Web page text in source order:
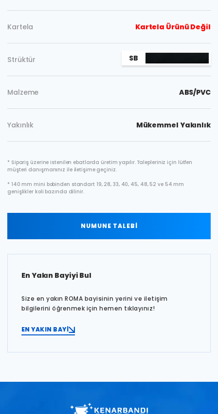
Kartela Kartela Ürünü Değil
Strüktür SB
Malzeme ABS/PVC
Yakınlık Mükemmel Yakınlık
* Sipariş üzerine istenilen ebatlarda üretim yapılır. Talepleriniz için lütfen
müşteri danışmanınız ile iletişime geçiniz.
* 140 mm mini bobinden standart 19, 28, 33, 40, 45, 48, 52 ve 54 mm
genişlikler koli bazında dilinir.
NUMUNE TALEBİ
En Yakın Bayiyi Bul
Size en yakın ROMA bayisinin yerini ve iletişim
bilgilerini öğrenmek için hemen tıklayınız!
EN YAKIN BAYİ